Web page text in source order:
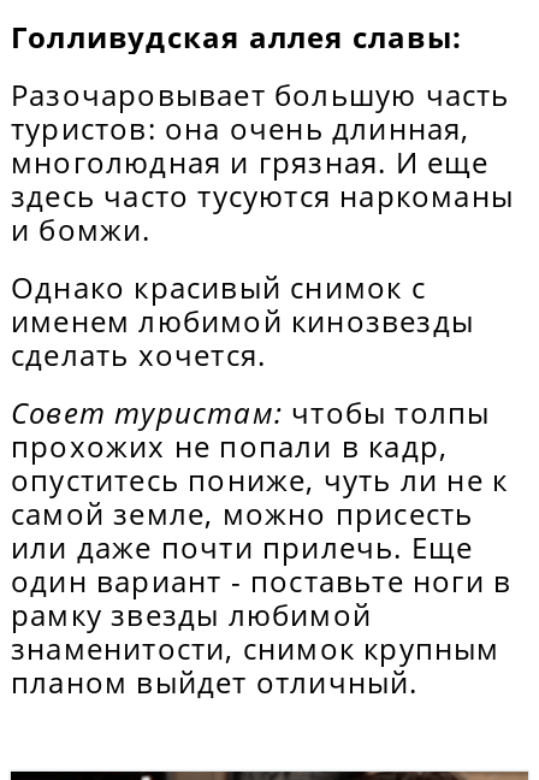
Голливудская аллея славы:
Разочаровывает большую часть
туристов: она очень длинная,
многолюдная и грязная. И еще
здесь часто тусуются наркоманы
и бомжи.
Однако красивый снимок с
именем любимой кинозвезды
сделать хочется.
Совет туристам: чтобы толпы
прохожих не попали в кадр,
опуститесь пониже, чуть ли не к
самой земле, можно присесть
или даже почти прилечь. Еще
один вариант - поставьте ноги в
рамку звезды любимой
знаменитости, снимок крупным
планом выйдет отличный.